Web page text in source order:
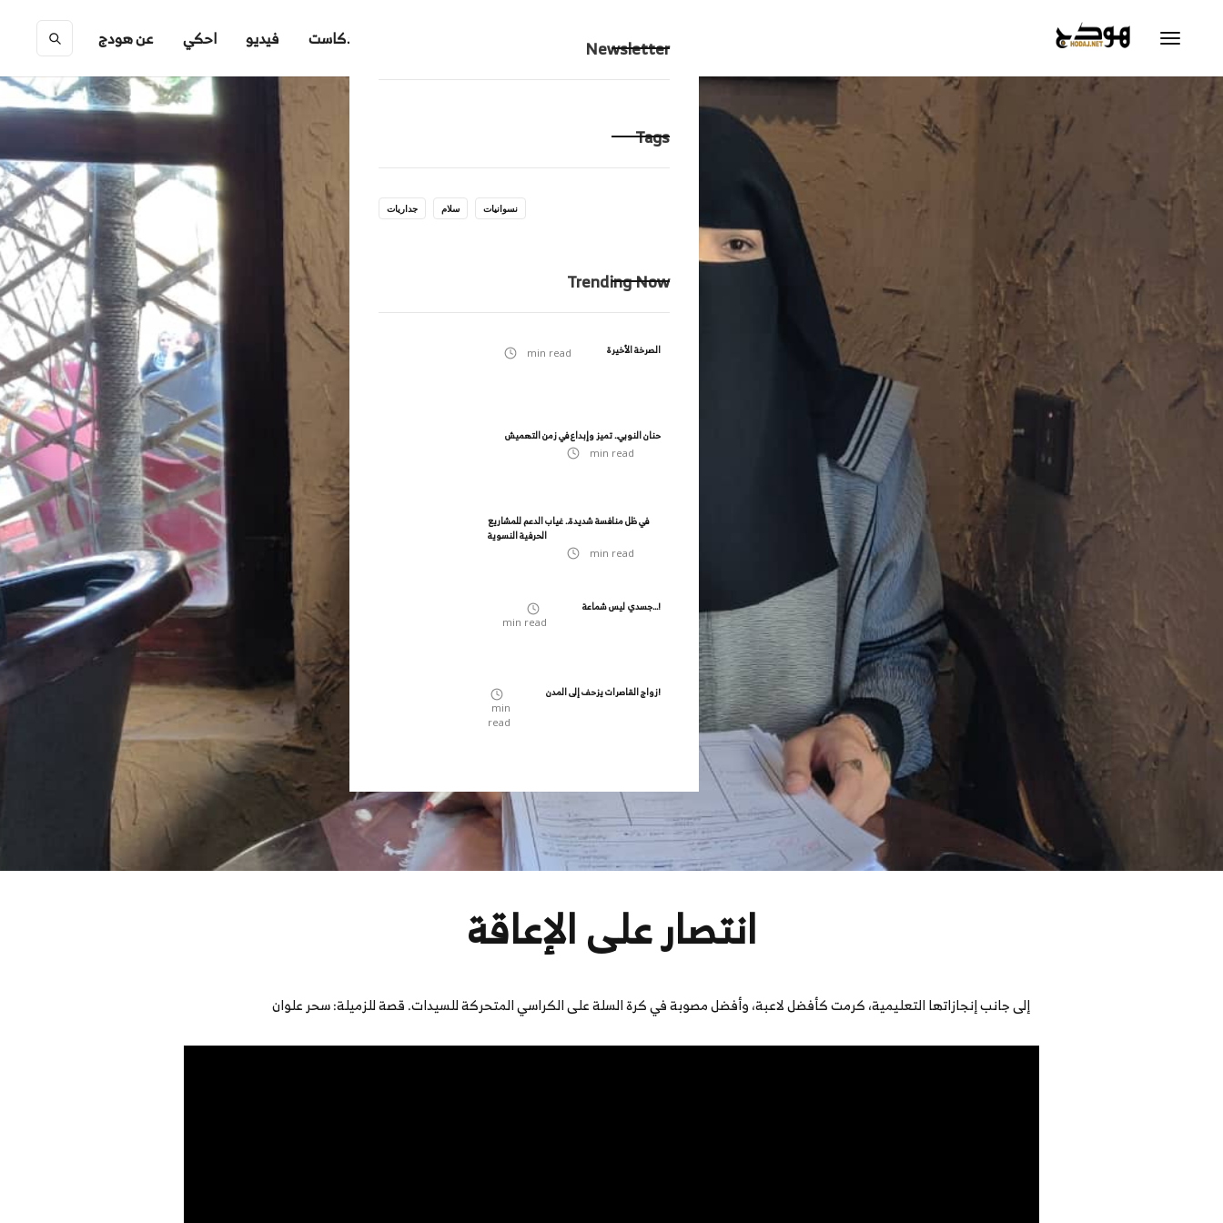
عن هودج احكي فيديو بودكاست Newsletter
Tags
جداريات سلام نسوانيات
Trending Now
الصرخة الأخيرة min read
حنان النوبي.. تميز وإبداع في زمن التهميش
min read
في ظل منافسة شديدة.. غياب الدعم للمشاريع
الحرفية النسوية
min read
جسدي ليس شماعة...!
min read
زواج القاصرات يزحف إلى المدن!
min
read
انتصار على الإعاقة
إلى جانب إنجازاتها التعليمية، كرمت كأفضل لاعبة، وأفضل مصوبة في كرة السلة على الكراسي المتحركة للسيدات. قصة للزميلة: سحر علوان